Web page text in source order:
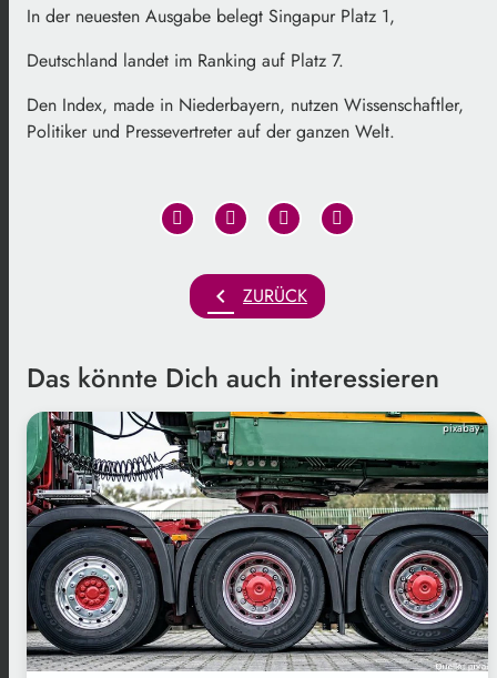
In der neuesten Ausgabe belegt Singapur Platz 1,
Deutschland landet im Ranking auf Platz 7.
Den Index, made in Niederbayern, nutzen Wissenschaftler,
Politiker und Pressevertreter auf der ganzen Welt.
chevron_left ZURÜCK
Das könnte Dich auch interessieren
pixabay